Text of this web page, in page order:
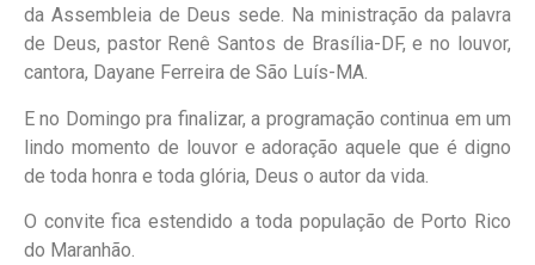
da Assembleia de Deus sede. Na ministração da palavra
de Deus, pastor Renê Santos de Brasília-DF, e no louvor,
cantora, Dayane Ferreira de São Luís-MA.
E no Domingo pra finalizar, a programação continua em um
lindo momento de louvor e adoração aquele que é digno
de toda honra e toda glória, Deus o autor da vida.
O convite fica estendido a toda população de Porto Rico
do Maranhão.